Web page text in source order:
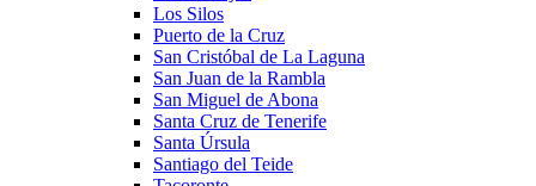
Los Silos
Puerto de la Cruz
San Cristóbal de La Laguna
San Juan de la Rambla
San Miguel de Abona
Santa Cruz de Tenerife
Santa Úrsula
Santiago del Teide